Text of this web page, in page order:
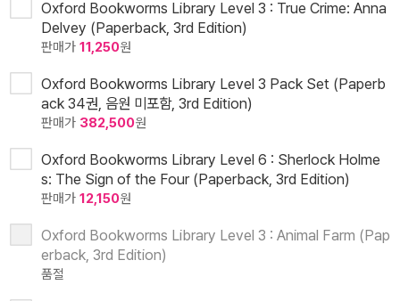
Oxford Bookworms Library Level 3 : True Crime: Anna
Delvey (Paperback, 3rd Edition)
판매가 11,250원
Oxford Bookworms Library Level 3 Pack Set (Paperb
ack 34권, 음원 미포함, 3rd Edition)
판매가 382,500원
Oxford Bookworms Library Level 6 : Sherlock Holme
s: The Sign of the Four (Paperback, 3rd Edition)
판매가 12,150원
Oxford Bookworms Library Level 3 : Animal Farm (Pap
erback, 3rd Edition)
품절